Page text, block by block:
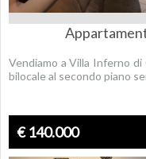
Vendiamo a Villa Inferno di
bilocale al secondo piano
€ 140.000